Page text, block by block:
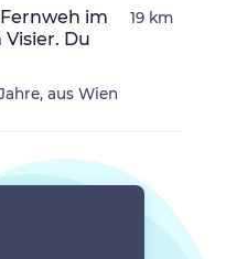
im
Visier. Du
aus Wien
19 km